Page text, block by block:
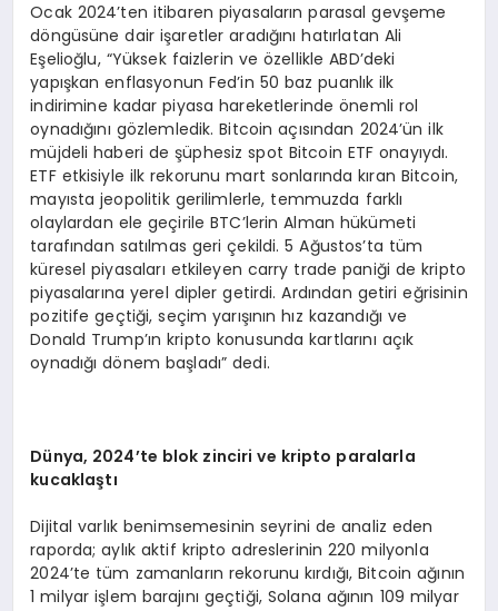
Ocak 2024’ten itibaren piyasaların parasal gevşeme
döngüsüne dair işaretler aradığını hatırlatan Ali
Eşelioğlu, “Yüksek faizlerin ve özellikle ABD’deki
yapışkan enflasyonun Fed’in 50 baz puanlık ilk
indirimine kadar piyasa hareketlerinde önemli rol
oynadığını gözlemledik. Bitcoin açısından 2024’ün ilk
müjdeli haberi de şüphesiz spot Bitcoin ETF onayıydı.
ETF etkisiyle ilk rekorunu mart sonlarında kıran Bitcoin,
mayısta jeopolitik gerilimlerle, temmuzda farklı
olaylardan ele geçirile BTC’lerin Alman hükümeti
tarafından satılmas geri çekildi. 5 Ağustos’ta tüm
küresel piyasaları etkileyen carry trade paniği de kripto
piyasalarına yerel dipler getirdi. Ardından getiri eğrisinin
pozitife geçtiği, seçim yarışının hız kazandığı ve
Donald Trump’ın kripto konusunda kartlarını açık
oynadığı dönem başladı” dedi.
Dünya, 2024’te blok zinciri ve kripto paralarla
kucaklaştı
Dijital varlık benimsemesinin seyrini de analiz eden
raporda; aylık aktif kripto adreslerinin 220 milyonla
2024’te tüm zamanların rekorunu kırdığı, Bitcoin ağının
1 milyar işlem barajını geçtiği, Solana ağının 109 milyar